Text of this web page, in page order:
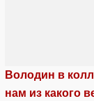
Володин в
нам из какого